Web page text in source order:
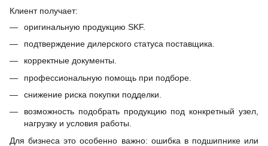
Клиент получает:
оригинальную продукцию SKF.
подтверждение дилерского статуса поставщика.
корректные документы.
профессиональную помощь при подборе.
снижение риска покупки подделки.
возможность подобрать продукцию под конкретный узел,
нагрузку и условия работы.
Для бизнеса это особенно важно: ошибка в подшипнике или